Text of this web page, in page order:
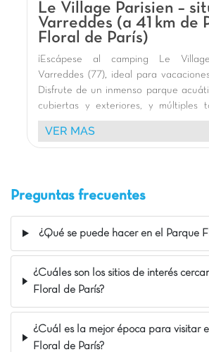
energías y disfrutar cada momento
familia!
Piscina infantil Patau-Splatch
Saint-Cheron a 4km
Paris a 45km
Le Village Parisien –
Varreddes (a 41 km de
Floral de París)
¡Escápese al camping Le
Varreddes (77), ideal para
Disfrute de un inmenso parque
cubiertas y exteriores, y múltiples
emociones garantizadas. 🏊 Los
gran zona de juegos, el carrusel
y una sala de juegos. Relájese en
o explore los alrededores. El camping
situado para visitar Disneyland
esperan unas vacaciones inolvidables!
Si buscas un camping donde el
esté prohibido, ¡entonces Capfun
VER MAS
Preguntas frecuentes
¿Qué se puede hacer en el Parque
¿Cuáles son los sitios de interés
Floral de París?
¿Cuál es la mejor época para visitar
Floral de París?